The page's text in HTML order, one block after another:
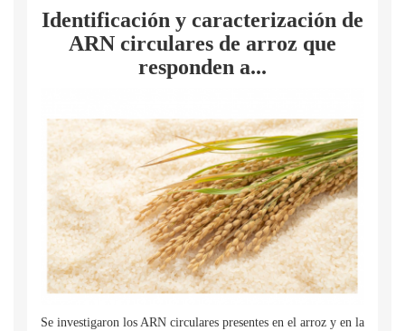
Identificación y caracterización de
ARN circulares de arroz que
responden a...
Se investigaron los ARN circulares presentes en el arroz y en la